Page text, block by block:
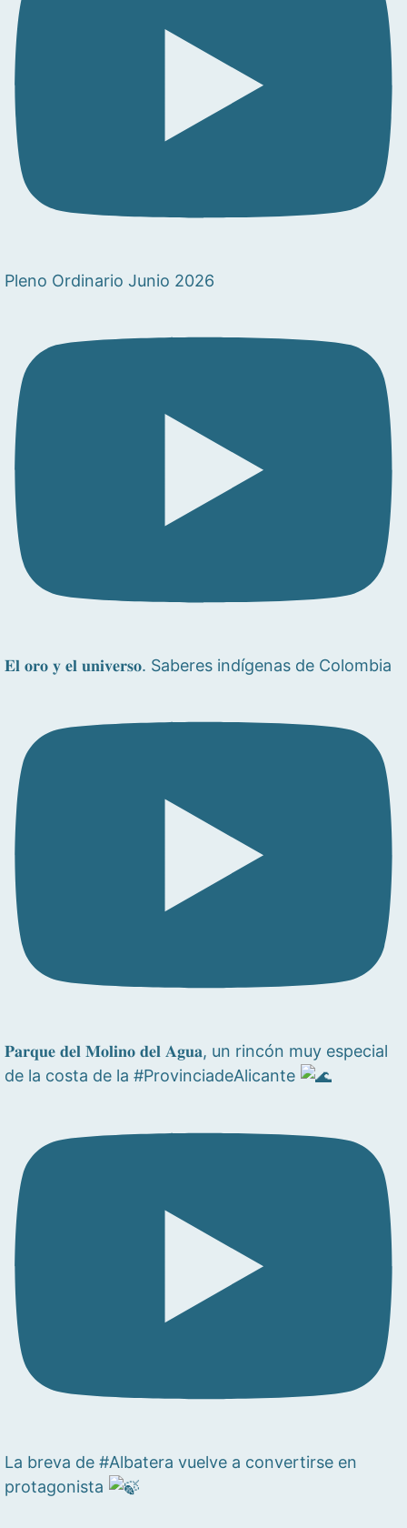
Pleno Ordinario Junio 2026
𝐄𝐥 𝐨𝐫𝐨 𝐲 𝐞𝐥 𝐮𝐧𝐢𝐯𝐞𝐫𝐬𝐨. Saberes indígenas de Colombia
𝐏𝐚𝐫𝐪𝐮𝐞 𝐝𝐞𝐥 𝐌𝐨𝐥𝐢𝐧𝐨 𝐝𝐞𝐥 𝐀𝐠𝐮𝐚, un rincón muy especial
de la costa de la #ProvinciadeAlicante
La breva de #Albatera vuelve a convertirse en
protagonista